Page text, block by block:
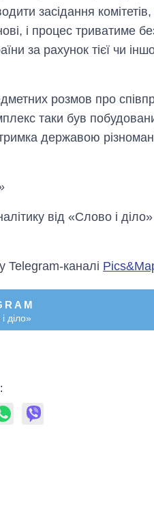
засідання
і процес триватиме
за рахунок тієї чи
розмов про
таки був
державою
від «Слово і
Telegram-каналі
діло»